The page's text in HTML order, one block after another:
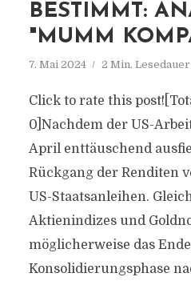
BESTIMMT:
"MUMM
7. Mai 2024 2 Min. Lesedauer
Click to rate this
0]Nachdem der US-
April enttäuschend
Rückgang der Renditen
US-Staatsanleihen.
Aktienindizes und
möglicherweise das
Konsolidierungsphase